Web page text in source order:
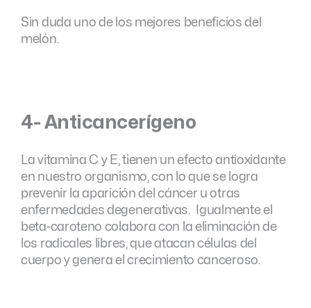
Sin duda uno de los mejores beneficios del
melón.
4- Anticancerígeno
La vitamina C y E, tienen un efecto antioxidante
en nuestro organismo, con lo que se logra
prevenir la aparición del cáncer u otras
enfermedades degenerativas. Igualmente el
beta-caroteno colabora con la eliminación de
los radicales libres, que atacan células del
cuerpo y genera el crecimiento canceroso.